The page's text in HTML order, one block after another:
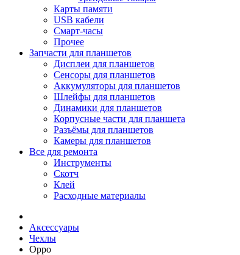
Карты памяти
USB кабели
Смарт-часы
Прочее
Запчасти для планшетов
Дисплеи для планшетов
Сенсоры для планшетов
Аккумуляторы для планшетов
Шлейфы для планшетов
Динамики для планшетов
Корпусные части для планшета
Разъёмы для планшетов
Камеры для планшетов
Все для ремонта
Инструменты
Скотч
Клей
Расходные материалы
Аксессуары
Чехлы
Oppo